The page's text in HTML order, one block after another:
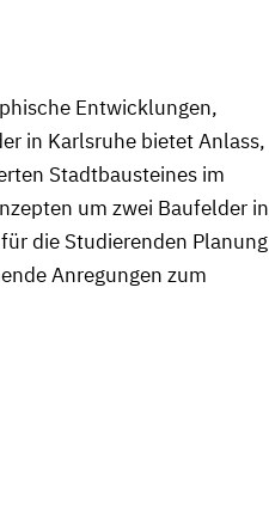
Entwicklungen,
in Karlsruhe bietet Anlass,
Stadtbausteines im
um zwei Baufelder in
die Studierenden Planung
Anregungen zum